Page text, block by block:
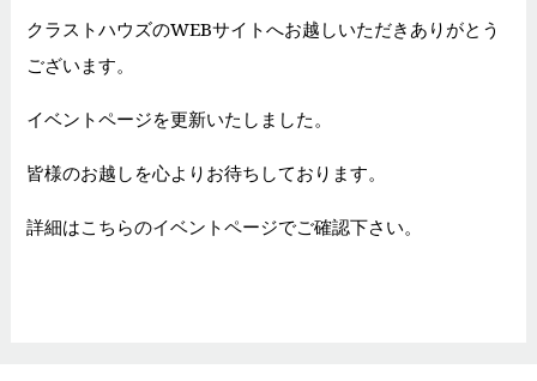
クラストハウズのWEBサイトへお越しいただきありがとう
ございます。
イベントページを更新いたしました。
皆様のお越しを心よりお待ちしております。
詳細はこちらのイベントページでご確認下さい。